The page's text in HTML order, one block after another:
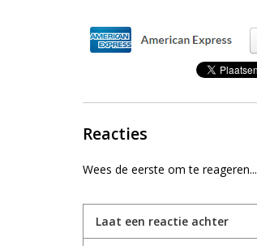
Reacties
Wees de eerste om te reageren...
Laat een reactie achter